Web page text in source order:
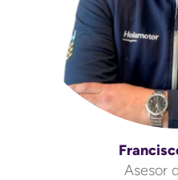
Asesor